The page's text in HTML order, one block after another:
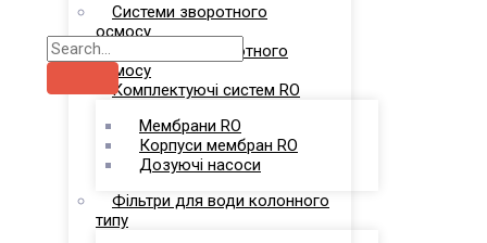
Системи зворотного
осмосу
Комплекси зворотного
осмосу
Комплектуючі систем RO
Мембрани RO
Корпуси мембран RO
Дозуючі насоси
Фільтри для води колонного
типу